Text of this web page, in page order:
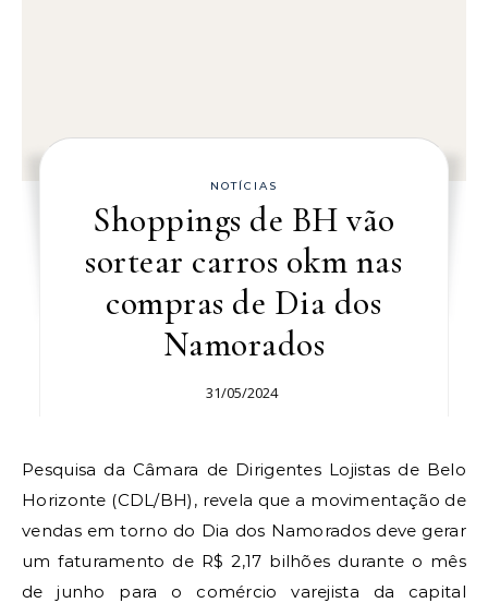
NOTÍCIAS
Shoppings de BH vão
sortear carros 0km nas
compras de Dia dos
Namorados
31/05/2024
Pesquisa da Câmara de Dirigentes Lojistas de Belo
Horizonte (CDL/BH), revela que a movimentação de
vendas em torno do Dia dos Namorados deve gerar
um faturamento de R$ 2,17 bilhões durante o mês
de junho para o comércio varejista da capital